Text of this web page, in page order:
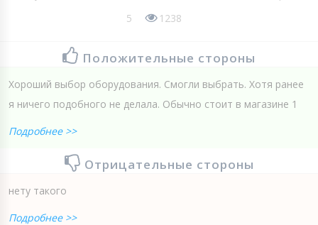
5
1238
Положительные стороны
Хороший выбор оборудования. Смогли выбрать. Хотя ранее
я ничего подобного не делала. Обычно стоит в магазине 1
Подробнее >>
Отрицательные стороны
нету такого
Подробнее >>